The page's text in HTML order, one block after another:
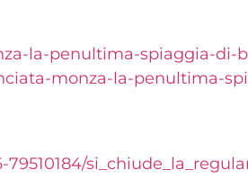
la-penultima-spiaggia-di-
monza-la-penultima-